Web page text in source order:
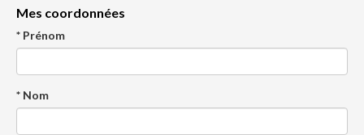
Mes coordonnées
* Prénom
* Nom